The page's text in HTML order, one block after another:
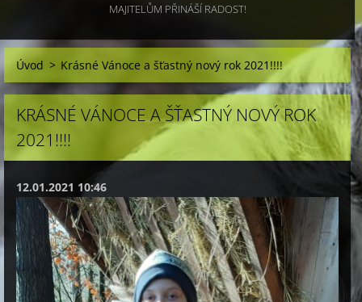
MAJITELŮM PŘINÁŠÍ RADOST!
Úvod > Krásné Vánoce a šťastný nový rok 2021!!!!
KRÁSNÉ VÁNOCE A ŠŤASTNÝ NOVÝ ROK
2021!!!!
12.01.2021 10:46